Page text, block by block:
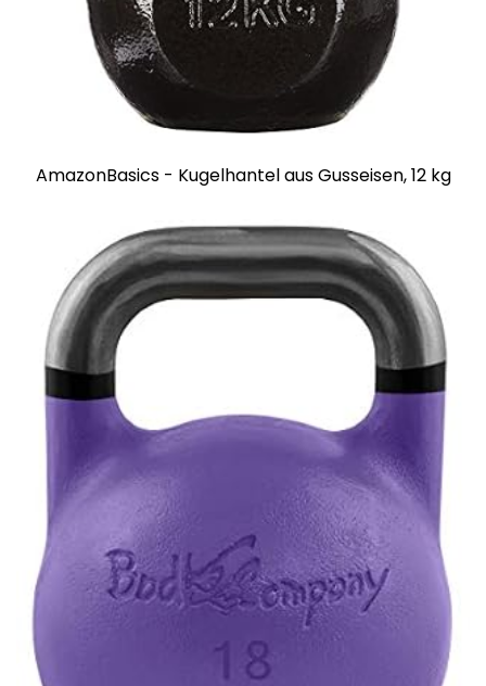
AmazonBasics - Kugelhantel aus Gusseisen, 12 kg